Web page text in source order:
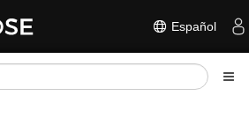
Español